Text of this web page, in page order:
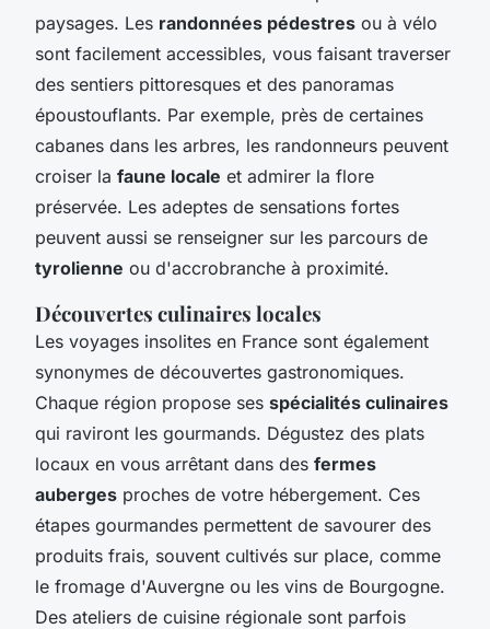
paysages. Les randonnées pédestres ou à vélo
sont facilement accessibles, vous faisant traverser
des sentiers pittoresques et des panoramas
époustouflants. Par exemple, près de certaines
cabanes dans les arbres, les randonneurs peuvent
croiser la faune locale et admirer la flore
préservée. Les adeptes de sensations fortes
peuvent aussi se renseigner sur les parcours de
tyrolienne ou d'accrobranche à proximité.
Découvertes culinaires locales
Les voyages insolites en France sont également
synonymes de découvertes gastronomiques.
Chaque région propose ses spécialités culinaires
qui raviront les gourmands. Dégustez des plats
locaux en vous arrêtant dans des fermes
auberges proches de votre hébergement. Ces
étapes gourmandes permettent de savourer des
produits frais, souvent cultivés sur place, comme
le fromage d'Auvergne ou les vins de Bourgogne.
Des ateliers de cuisine régionale sont parfois